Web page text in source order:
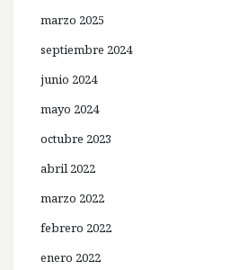
marzo 2025
septiembre 2024
junio 2024
mayo 2024
octubre 2023
abril 2022
marzo 2022
febrero 2022
enero 2022